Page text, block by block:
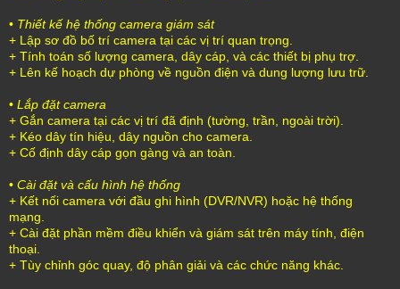
• Thiết kế hệ thống camera giám sát
+ Lập sơ đồ bố trí camera tại các vị trí quan trọng.
+ Tính toán số lượng camera, dây cáp, và các thiết bị phụ trợ.
+ Lên kế hoạch dự phòng về nguồn điện và dung lượng lưu trữ.
• Lắp đặt camera
+ Gắn camera tại các vị trí đã định (tường, trần, ngoài trời).
+ Kéo dây tín hiệu, dây nguồn cho camera.
+ Cố định dây cáp gọn gàng và an toàn.
• Cài đặt và cấu hình hệ thống
+ Kết nối camera với đầu ghi hình (DVR/NVR) hoặc hệ thống
mạng.
+ Cài đặt phần mềm điều khiển và giám sát trên máy tính, điện
thoại.
+ Tùy chỉnh góc quay, độ phân giải và các chức năng khác.